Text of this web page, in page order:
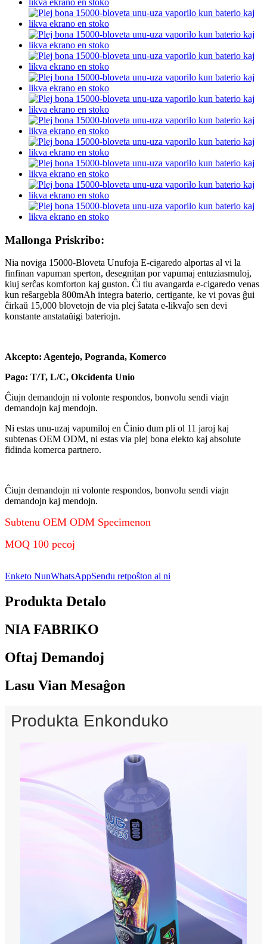
Mallonga Priskribo:
Nia noviga 15000-Bloveta Unufoja E-cigaredo alportas al vi la
finfinan vapuman sperton, desegnitan por vapumaj entuziasmuloj,
kiuj serĉas komforton kaj guston. Ĉi tiu avangarda e-cigaredo venas
kun reŝargebla 800mAh integra baterio, certigante, ke vi povas ĝui
ĉirkaŭ 15,000 blovetojn de via plej ŝatata e-likvaĵo sen devi
konstante anstataŭigi bateriojn.
Akcepto: Agentejo, Pogranda, Komerco
Pago: T/T, L/C, Okcidenta Unio
Ĉiujn demandojn ni volonte respondos, bonvolu sendi viajn
demandojn kaj mendojn.
Ni estas unu-uzaj vapumiloj en Ĉinio dum pli ol 11 jaroj kaj
subtenas OEM ODM, ni estas via plej bona elekto kaj absolute
fidinda komerca partnero.
Ĉiujn demandojn ni volonte respondos, bonvolu sendi viajn
demandojn kaj mendojn.
Subtenu OEM ODM Specimenon
MOQ 100 pecoj
Enketo NunWhatsAppSendu retpoŝton al ni
Produkta Detalo
NIA FABRIKO
Oftaj Demandoj
Lasu Vian Mesaĝon
Produkta Enkonduko